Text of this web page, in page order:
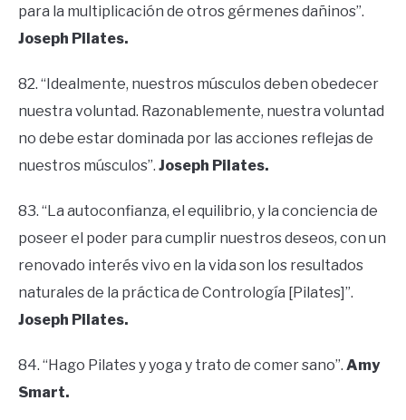
para la multiplicación de otros gérmenes dañinos”.
Joseph Pilates.
82. “Idealmente, nuestros músculos deben obedecer
nuestra voluntad. Razonablemente, nuestra voluntad
no debe estar dominada por las acciones reflejas de
nuestros músculos”. Joseph Pilates.
83. “La autoconfianza, el equilibrio, y la conciencia de
poseer el poder para cumplir nuestros deseos, con un
renovado interés vivo en la vida son los resultados
naturales de la práctica de Contrología [Pilates]”.
Joseph Pilates.
84. “Hago Pilates y yoga y trato de comer sano”. Amy
Smart.